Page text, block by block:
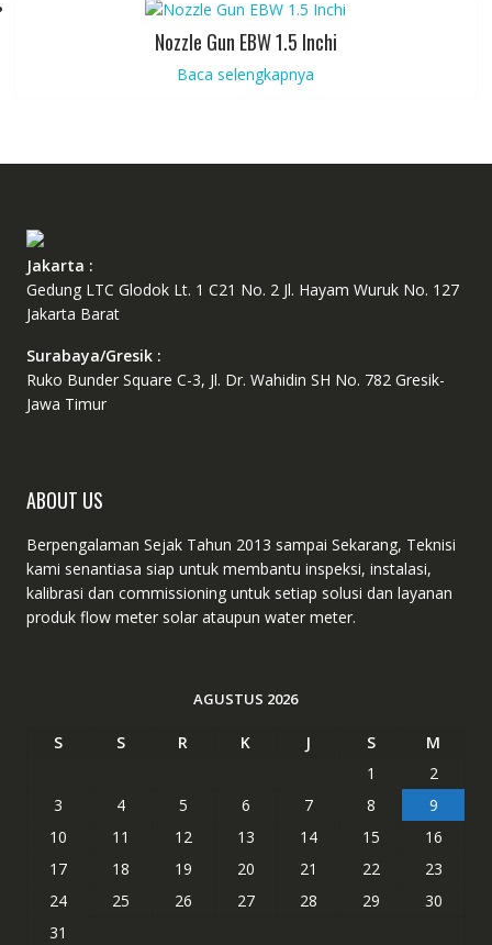
Nozzle Gun EBW 1.5 Inchi
Baca selengkapnya
Jakarta :
Gedung LTC Glodok Lt. 1 C21 No. 2 Jl. Hayam Wuruk No. 127
Jakarta Barat
Surabaya/Gresik :
Ruko Bunder Square C-3, Jl. Dr. Wahidin SH No. 782 Gresik-
Jawa Timur
ABOUT US
Berpengalaman Sejak Tahun 2013 sampai Sekarang, Teknisi
kami senantiasa siap untuk membantu inspeksi, instalasi,
kalibrasi dan commissioning untuk setiap solusi dan layanan
produk flow meter solar ataupun water meter.
AGUSTUS 2026
S S R K J S
M
1
2
3
4 5 6 7 8
9
10
11 12 13 14 15
16
17
18 19 20 21 22
23
24
25 26 27 28 29
30
31